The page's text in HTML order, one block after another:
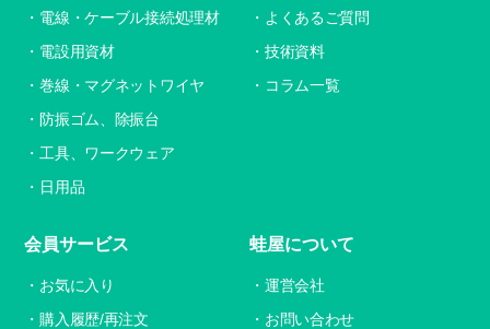
電線・ケーブル接続処理材
電設用資材
巻線・マグネットワイヤ
防振ゴム、除振台
工具、ワークウェア
日用品
よくあるご質問
技術資料
コラム一覧
会員サービス
お気に入り
購入履歴/再注文
蛙屋について
運営会社
お問い合わせ